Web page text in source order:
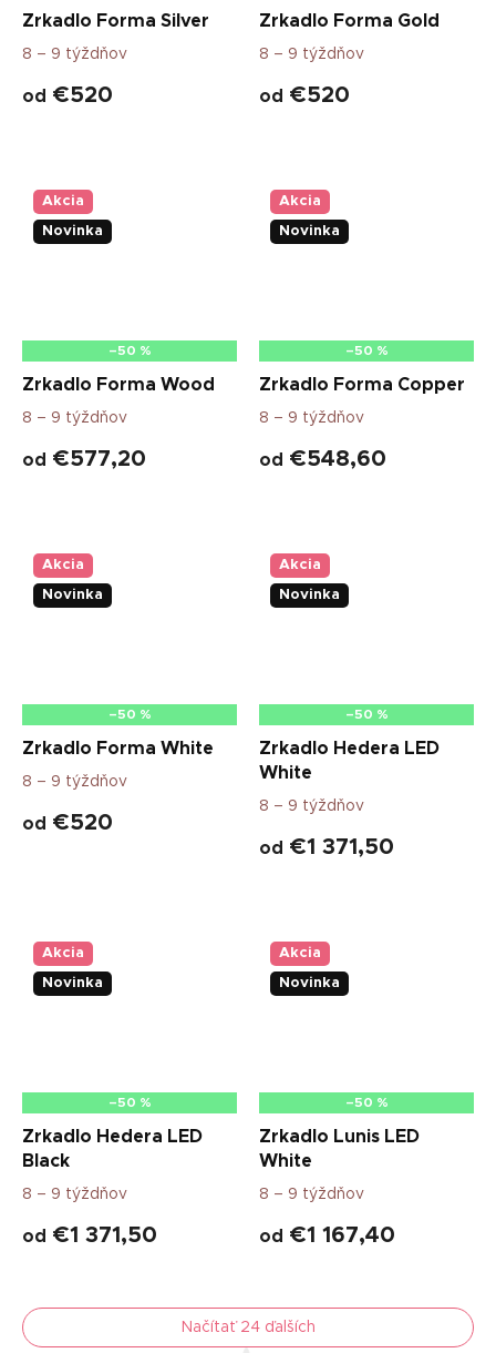
Zrkadlo Forma Silver
8 – 9 týždňov
od €520
Zrkadlo Forma Gold
8 – 9 týždňov
od €520
Akcia
Novinka
–50 %
Zrkadlo Forma Wood
8 – 9 týždňov
od €577,20
Akcia
Novinka
–50 %
Zrkadlo Forma Copper
8 – 9 týždňov
od €548,60
Akcia
Novinka
–50 %
Zrkadlo Forma White
8 – 9 týždňov
od €520
Akcia
Novinka
–50 %
Zrkadlo Hedera LED
White
8 – 9 týždňov
od €1 371,50
Akcia
Novinka
–50 %
Zrkadlo Hedera LED
Black
8 – 9 týždňov
od €1 371,50
Akcia
Novinka
–50 %
Zrkadlo Lunis LED
White
8 – 9 týždňov
od €1 167,40
Načítať 24 ďalších